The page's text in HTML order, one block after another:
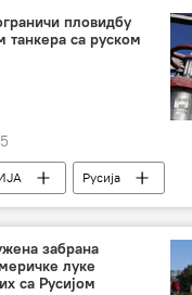
пловидбу
са руском
Русија
нафта
Данска
забрана
луке
са Русијом